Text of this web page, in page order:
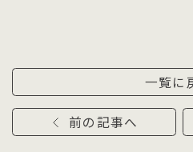
前の記事へ
一覧に